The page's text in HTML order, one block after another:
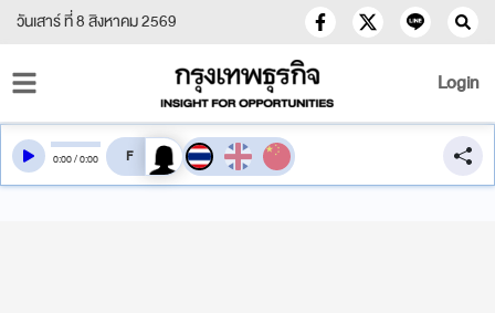
วันเสาร์ ที่ 8 สิงหาคม 2569
Login
0:00/0:00 สลับเสียงอ่าน